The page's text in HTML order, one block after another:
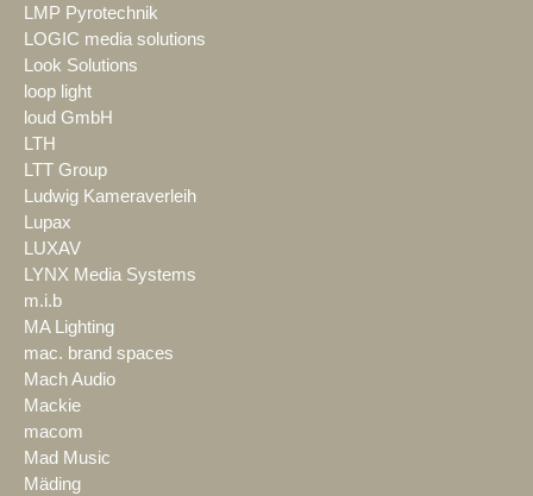
LMP Pyrotechnik
LOGIC media solutions
Look Solutions
loop light
loud GmbH
LTH
LTT Group
Ludwig Kameraverleih
Lupax
LUXAV
LYNX Media Systems
m.i.b
MA Lighting
mac. brand spaces
Mach Audio
Mackie
macom
Mad Music
Mäding